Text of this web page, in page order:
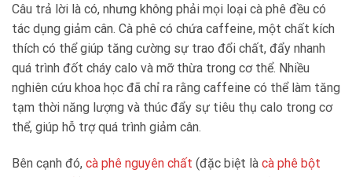
Câu trả lời là có, nhưng không phải mọi loại cà phê đều có
tác dụng giảm cân. Cà phê có chứa caffeine, một chất kích
thích có thể giúp tăng cường sự trao đổi chất, đẩy nhanh
quá trình đốt cháy calo và mỡ thừa trong cơ thể. Nhiều
nghiên cứu khoa học đã chỉ ra rằng caffeine có thể làm tăng
tạm thời năng lượng và thúc đẩy sự tiêu thụ calo trong cơ
thể, giúp hỗ trợ quá trình giảm cân.
Bên cạnh đó, cà phê nguyên chất (đặc biệt là cà phê bột